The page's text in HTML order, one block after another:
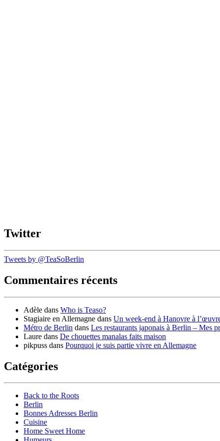
Twitter
Tweets by @TeaSoBerlin
Commentaires récents
Adèle dans Who is Teaso?
Stagiaire en Allemagne dans Un week-end à Hanovre à
Métro de Berlin dans Les restaurants japonais à Berlin – Mes
Laure dans De chouettes manalas faits maison
pikpuss dans Pourquoi je suis partie vivre en Allemagne
Catégories
Back to the Roots
Berlin
Bonnes Adresses Berlin
Cuisine
Home Sweet Home